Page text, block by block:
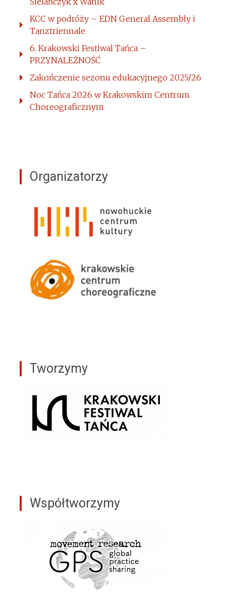
KCC w podróży – EDN General Assembly i
Tanztriennale
6. Krakowski Festiwal Tańca –
PRZYNALEŻNOŚĆ
Zakończenie sezonu edukacyjnego 2025/26
Noc Tańca 2026 w Krakowskim Centrum
Choreograficznym
Organizatorzy
Tworzymy
Współtworzymy